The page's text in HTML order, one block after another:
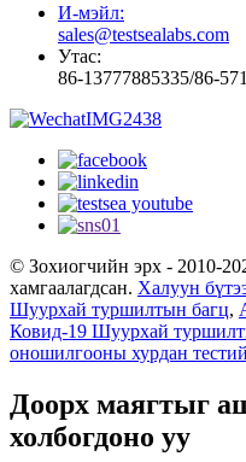
И-мэйл:
sales@testsealabs.com
Утас:
86-13777885335/86-
© Зохиогчийн эрх - 2010-
хамгаалагдсан. Халуун
Шуурхай туршилтын багц,
Ковид-19 Шуурхай
оношилгооны хурдан
Доорх маягтыг
холбогдоно уу